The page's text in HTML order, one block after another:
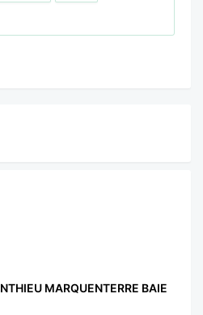
MARQUENTERRE BAIE